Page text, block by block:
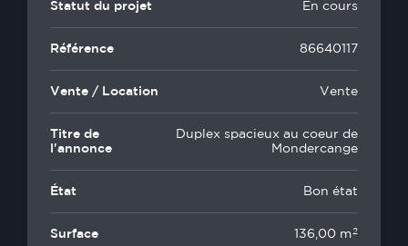
Statut du projet En cours
Référence 86640117
Vente / Location Vente
Titre de
l'annonce
Duplex spacieux au coeur de
Mondercange
État Bon état
Surface 136,00 m2